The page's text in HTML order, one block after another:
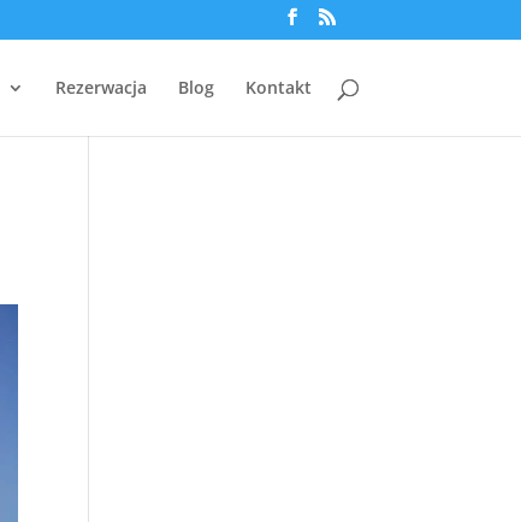
Rezerwacja Blog Kontakt